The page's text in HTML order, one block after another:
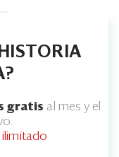
gratis al mes y el
ilimitado